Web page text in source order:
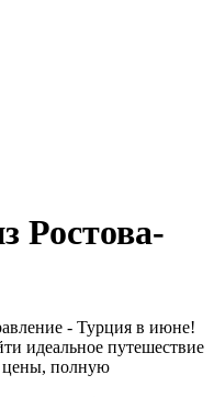
Ростова-
- Турция в июне!
идеальное путешествие
цены, полную